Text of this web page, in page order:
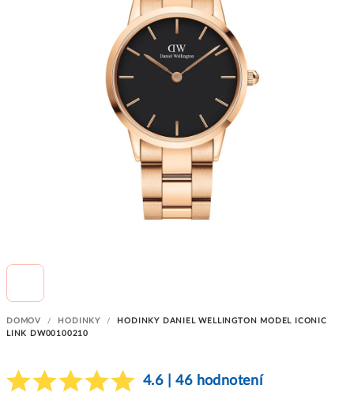
DOMOV / HODINKY /
HODINKY DANIEL WELLINGTON MODEL ICONIC
LINK DW00100210
4.6 | 46 hodnotení